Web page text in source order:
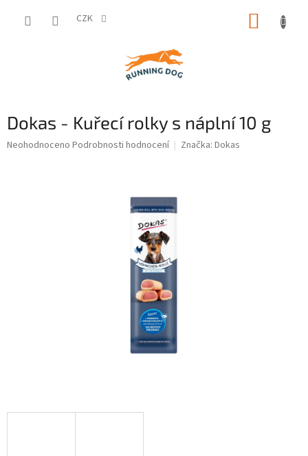
CZK
Dokas - Kuřecí rolky s náplní 10 g
Průměrné
Neohodnoceno Podrobnosti hodnocení Značka: Dokas